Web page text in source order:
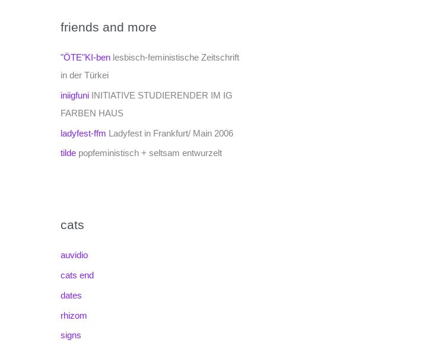
friends and more
"ÖTE"KI-ben lesbisch-feministische Zeitschrift
in der Türkei
iniigfuni INITIATIVE STUDIERENDER IM IG
FARBEN HAUS
ladyfest-ffm Ladyfest in Frankfurt/ Main 2006
tilde popfeministisch + seltsam entwurzelt
cats
auvidio
cats end
dates
rhizom
signs